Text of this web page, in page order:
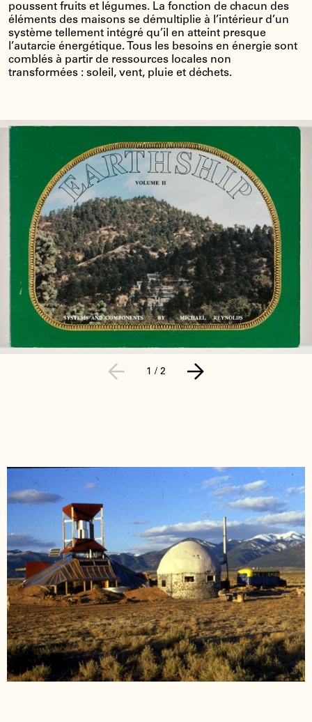
poussent fruits et légumes. La fonction de chacun des
éléments des maisons se démultiplie à l’intérieur d’un
système tellement intégré qu’il en atteint presque
l’autarcie énergétique. Tous les besoins en énergie sont
comblés à partir de ressources locales non
transformées : soleil, vent, pluie et déchets.
1 / 2